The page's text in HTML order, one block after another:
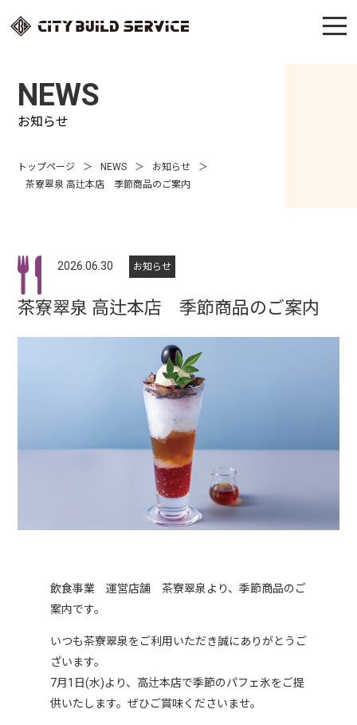
NEWS
お知らせ
トップページ NEWS
お知らせ
茶寮翠泉 高辻本店 季節商品のご案内
2026.06.30 お知らせ
茶寮翠泉 高辻本店 季節商品のご案内
飲食事業 運営店舗 茶寮翠泉より、季節商品のご
案内です。
いつも茶寮翠泉をご利用いただき誠にありがとうご
ざいます。
7月1日(水)より、高辻本店で季節のパフェ氷をご提
供いたします。ぜひご賞味くださいませ。